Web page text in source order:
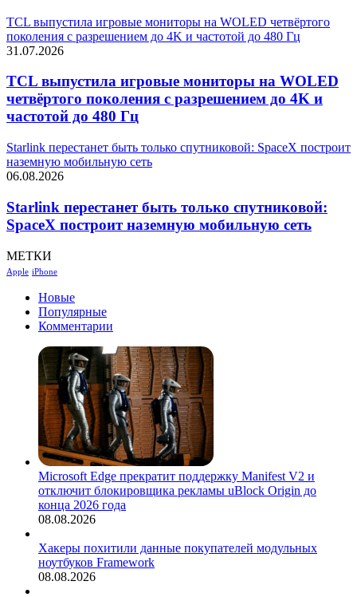
TCL выпустила игровые мониторы на WOLED четвёртого
поколения с разрешением до 4K и частотой до 480 Гц
31.07.2026
TCL выпустила игровые мониторы на WOLED
четвёртого поколения с разрешением до 4K и
частотой до 480 Гц
Starlink перестанет быть только спутниковой: SpaceX построит
наземную мобильную сеть
06.08.2026
Starlink перестанет быть только спутниковой:
SpaceX построит наземную мобильную сеть
МЕТКИ
Apple iPhone
Новые
Популярные
Комментарии
Microsoft Edge прекратит поддержку Manifest V2 и
отключит блокировщика рекламы uBlock Origin до
конца 2026 года
08.08.2026
Хакеры похитили данные покупателей модульных
ноутбуков Framework
08.08.2026